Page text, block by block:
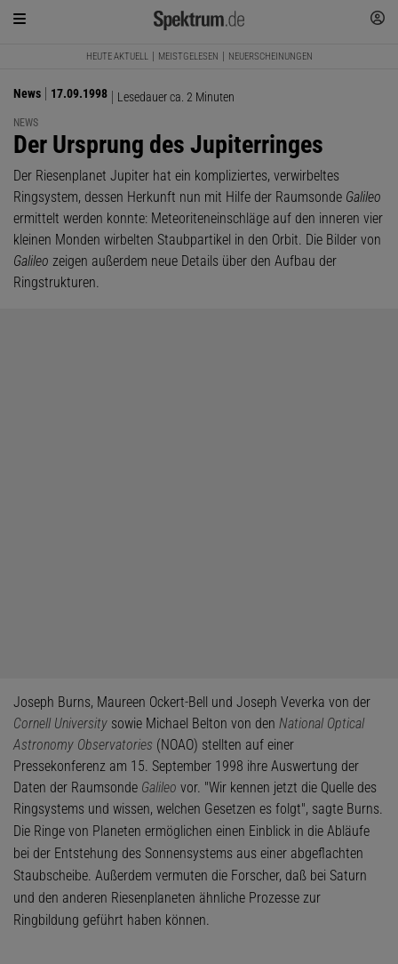
HEUTE AKTUELL MEISTGELESEN NEUERSCHEINUNGEN
News 17.09.1998 Lesedauer ca. 2 Minuten
NEWS
:
Der Ursprung des Jupiterringes
Der Riesenplanet Jupiter hat ein kompliziertes, verwirbeltes
Ringsystem, dessen Herkunft nun mit Hilfe der Raumsonde Galileo
ermittelt werden konnte: Meteoriteneinschläge auf den inneren vier
kleinen Monden wirbelten Staubpartikel in den Orbit. Die Bilder von
Galileo zeigen außerdem neue Details über den Aufbau der
Ringstrukturen.
Joseph Burns, Maureen Ockert-Bell und Joseph Veverka von der
Cornell University sowie Michael Belton von den National Optical
Astronomy Observatories (NOAO) stellten auf einer
Pressekonferenz am 15. September 1998 ihre Auswertung der
Daten der Raumsonde Galileo vor. "Wir kennen jetzt die Quelle des
Ringsystems und wissen, welchen Gesetzen es folgt", sagte Burns.
Die Ringe von Planeten ermöglichen einen Einblick in die Abläufe
bei der Entstehung des Sonnensystems aus einer abgeflachten
Staubscheibe. Außerdem vermuten die Forscher, daß bei Saturn
und den anderen Riesenplaneten ähnliche Prozesse zur
Ringbildung geführt haben können.